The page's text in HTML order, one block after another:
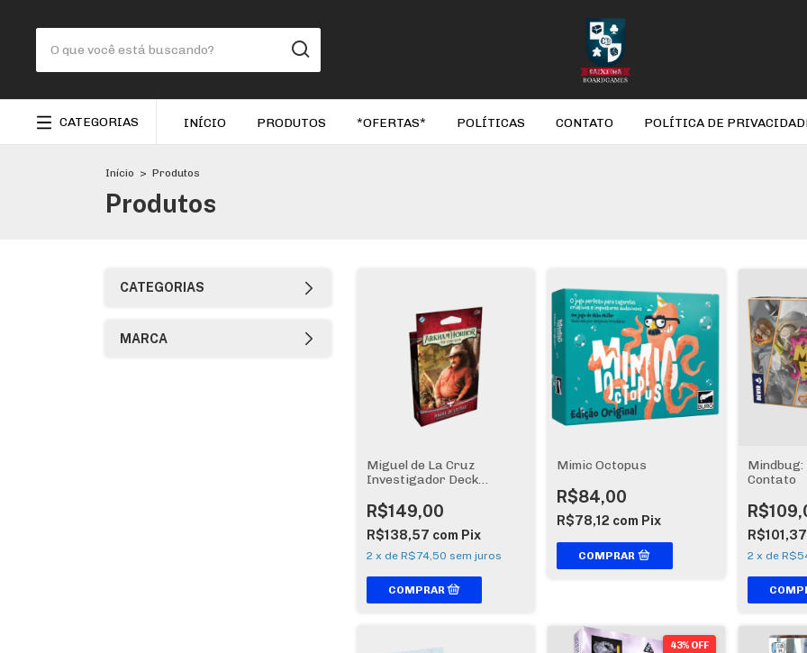
CATEGORIAS INÍCIO PRODUTOS *OFERTAS* POLÍTICAS CONTATO POLÍTICA DE
Início > Produtos
Produtos
CATEGORIAS
MARCA
Miguel de La Cruz
Investigador Deck
Card Game
R$149,00
R$138,57 com Pix
2 x de R$74,50 sem juros
Mimic Octopus
R$84,00
R$78,12 com Pix
Contato
2 x de
43% OFF